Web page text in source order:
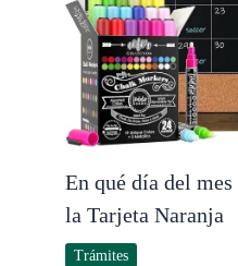
En qué día del
la Tarjeta Naranja
Trámites